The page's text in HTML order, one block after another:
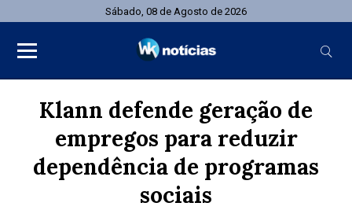
Sábado, 08 de Agosto de 2026
Klann defende geração de
empregos para reduzir
dependência de programas
sociais